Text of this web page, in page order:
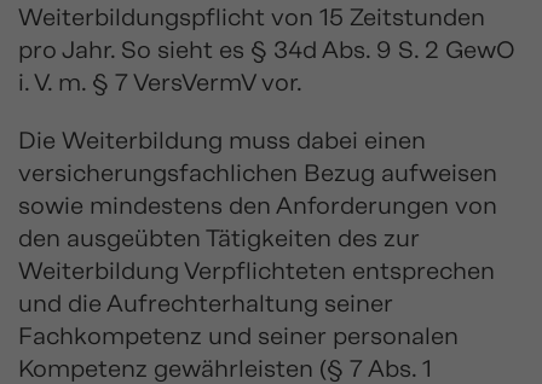
Weiterbildungspflicht von 15 Zeitstunden
pro Jahr. So sieht es § 34d Abs. 9 S. 2 GewO
i. V. m. § 7 VersVermV vor.
Die Weiterbildung muss dabei einen
versicherungsfachlichen Bezug aufweisen
sowie mindestens den Anforderungen von
den ausgeübten Tätigkeiten des zur
Weiterbildung Verpflichteten entsprechen
und die Aufrechterhaltung seiner
Fachkompetenz und seiner personalen
Kompetenz gewährleisten (§ 7 Abs. 1